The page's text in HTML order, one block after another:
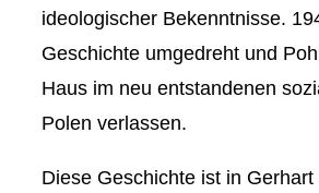
ideologischer Bekenntnisse.
Geschichte umgedreht und
Haus im neu entstandenen
Polen verlassen.
Diese Geschichte ist in